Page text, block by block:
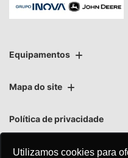
Utilizamos cookies para
Equipamentos
Mapa do site
Política de privacidade